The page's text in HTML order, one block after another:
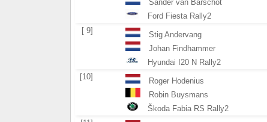
Sander van Barschot
Ford Fiesta Rally2
[ 9]
Stig Andervang
Johan Findhammer
Hyundai I20 N Rally2
[10]
Roger Hodenius
Robin Buysmans
Škoda Fabia RS Rally2